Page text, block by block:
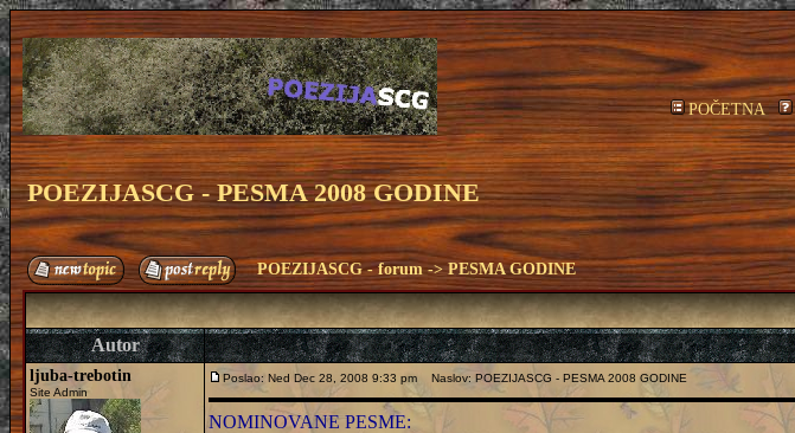
POČETNA
POEZIJASCG - PESMA 2008 GODINE
POEZIJASCG - forum ->PESMA GODINE
Autor
ljuba-trebotin
Site Admin
Poslao: Ned Dec 28, 2008 9:33 pm Naslov: POEZIJASCG - PESMA 2008 GODINE
NOMINOVANE PESME: